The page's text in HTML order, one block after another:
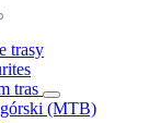
trasy
tras
(MTB)